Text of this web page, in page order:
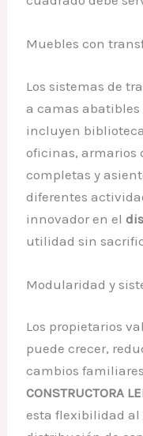
Muebles con
Los sistemas de
a camas abatibles
incluyen
oficinas, armarios
completas y
diferentes
innovador en el
utilidad sin
Modularidad y
Los propietarios
puede crecer,
cambios
CONSTRUCTORA
esta flexibilidad